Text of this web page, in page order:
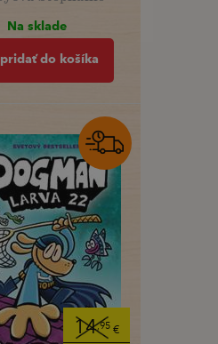
Na sklade
pridať do košíka
14,95 €